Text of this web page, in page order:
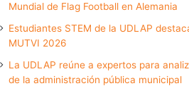
Mundial de Flag Football en Alemania
Estudiantes STEM de la UDLAP
MUTVI 2026
La UDLAP reúne a expertos para
de la administración pública municipal